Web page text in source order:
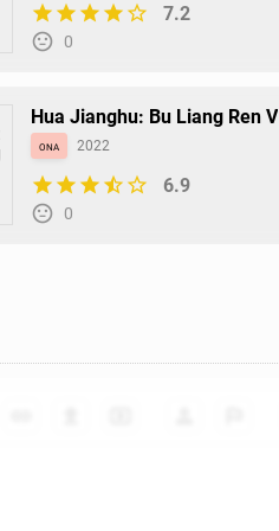
7.2
0
Hua Jianghu: Bu Liang Ren V
ona 2022
6.9
0